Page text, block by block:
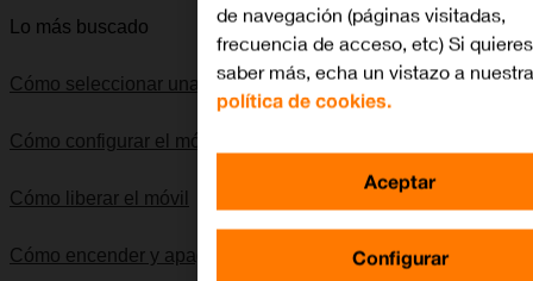
Lo más buscado
Cómo seleccionar una red
Cómo configurar el móvil para internet
Cómo liberar el móvil
Cómo encender y apagar el móvil
de navegación (páginas visitadas,
frecuencia de acceso, etc) Si quieres
saber más, echa un vistazo a nuestra
política de cookies.
Configurar
Aceptar